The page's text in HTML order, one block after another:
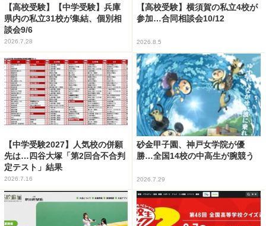
【高校受験】【中学受験】兵庫
県内の私立31校が集結、個別相
談会9/6
2026.7.28
【高校受験】横須賀の私立4校が
参加…合同相談会10/12
2026.8.5
【中学受験2027】人気校の併願
先は…四谷大塚「第2回合不合判
定テスト」結果
2026.7.16
砂金甲子園、神戸女学院が優
勝…全国14校の中高生が腕競う
2026.7.29